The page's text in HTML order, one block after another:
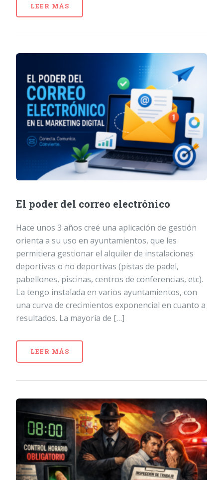
LEER MÁS
El poder del correo electrónico
Hace unos 3 años creé una aplicación de gestión
orienta a su uso en ayuntamientos, que les
permitiera gestionar el alquiler de instalaciones
deportivas o no deportivas (pistas de padel,
pabellones, piscinas, centros de conferencias, etc).
La tengo instalada en varios ayuntamientos, con
una curva de crecimientos exponencial en cuanto a
resultados. La mayoría de […]
LEER MÁS